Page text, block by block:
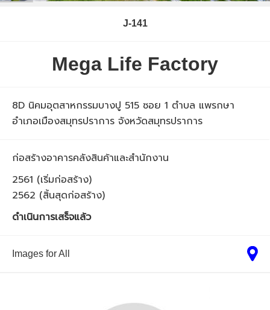
J-141
Mega Life Factory
8D นิคมอุตสาหกรรมบางปู 515 ซอย 1 ตำบล แพรกษา
อำเภอเมืองสมุทรปราการ จังหวัดสมุทรปราการ
ก่อสร้างอาคารคลังสินค้าและสำนักงาน
2561 (เริ่มก่อสร้าง)
2562 (สิ้นสุดก่อสร้าง)
ดำเนินการเสร็จแล้ว
Images for All